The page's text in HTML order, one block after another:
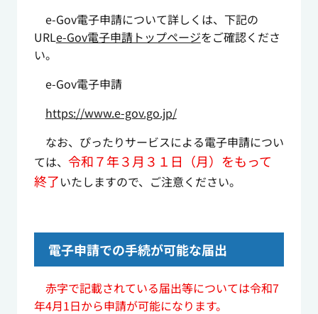
e-Gov電子申請について詳しくは、下記の
URLe-Gov電子申請トップページをご確認くださ
い。
e-Gov電子申請
https://www.e-gov.go.jp/
なお、ぴったりサービスによる電子申請につい
ては、 令和７年３月３１日（月）をもって
終了いたしますので、ご注意ください。
電子申請での手続が可能な届出
赤字で記載されている届出等については令和7
年4月1日から申請が可能になります。